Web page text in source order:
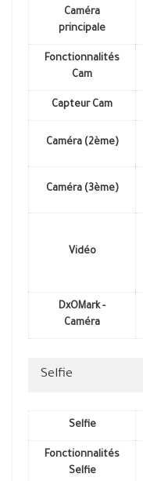
Caméra
principale
Fonctionnalités
Cam
Capteur Cam
Caméra (2ème)
Caméra (3ème)
Vidéo
DxOMark -
Caméra
Selfie
Selfie
Fonctionnalités
Selfie